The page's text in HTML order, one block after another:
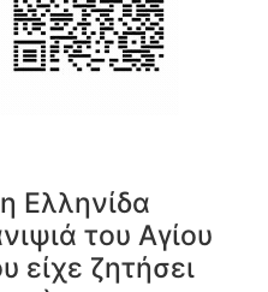
Ελληνίδα
του Αγίου
είχε ζητήσει